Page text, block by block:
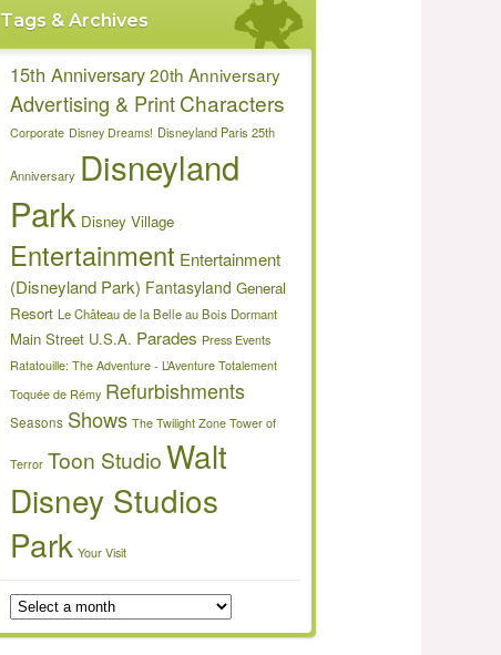
Tags & Archives
15th Anniversary20th Anniversary
Advertising & PrintCharacters
Corporate Disney Dreams! Disneyland Paris 25th
Anniversary Disneyland
Park Disney Village
Entertainment Entertainment
(Disneyland Park) Fantasyland General
Resort Le Château de la Belle au Bois Dormant
Main Street U.S.A. Parades Press Events
Ratatouille: The Adventure - L’Aventure Totalement
Toquée de Rémy Refurbishments
Seasons Shows The Twilight Zone Tower of
Terror Toon StudioWalt
Disney Studios
Park Your Visit